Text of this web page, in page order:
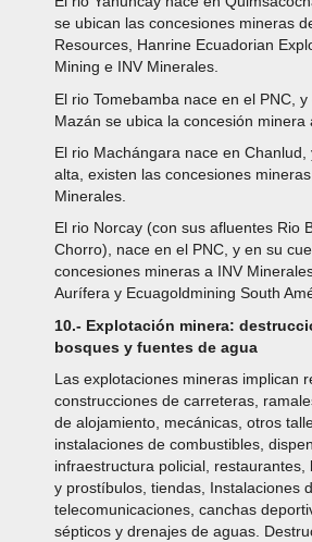
se ubican las concesiones mineras
Resources, Hanrine Ecuadorian
Mining e INV Minerales.
El rio Tomebamba nace en el PNC,
Mazán se ubica la concesión minera
El rio Machángara nace en Chanlud,
alta, existen las concesiones mineras
Minerales.
El rio Norcay (con sus afluentes Rio
Chorro), nace en el PNC, y en su
concesiones mineras a INV
Aurífera y Ecuagoldmining South
10.- Explotación minera:
bosques y fuentes de agua
Las explotaciones mineras implican
construcciones de carreteras,
de alojamiento, mecánicas, otros
instalaciones de combustibles,
infraestructura policial, restaurantes,
y prostíbulos, tiendas, Instalaciones
telecomunicaciones, canchas
sépticos y drenajes de aguas.